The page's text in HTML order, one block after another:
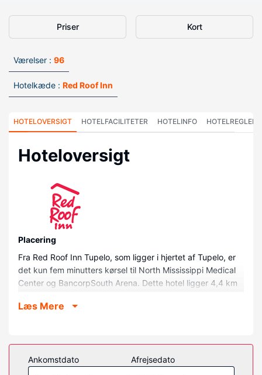
Priser Kort
Værelser : 96
Hotelkæde : Red Roof Inn
HOTELOVERSIGT HOTELFACILITETER HOTELINFO HOTELREGLER
Hoteloversigt
Placering
Fra Red Roof Inn Tupelo, som ligger i hjertet af Tupelo, er
det kun fem minutters kørsel til North Mississippi Medical
Center og BancorpSouth Arena. Dette hotel ligger 4,4 km
Center.
Føl dig hjemme i et af de 96 værelser, der indeholder
køleskab og mikrobølgeovn. Der er et 32-tommers
fladskærms-tv med kabelkanaler, som sørger for
Læs Mere
Ankomstdato Afrejsedato